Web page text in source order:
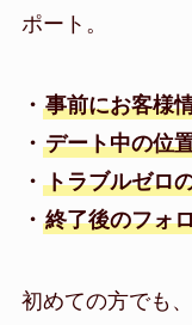
ポート。
・ 事前にお客様
・ デート中の位
・ トラブルゼロ
・ 終了後のフォ
初めての方でも